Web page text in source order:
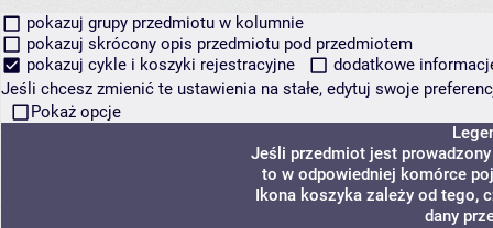
pokazuj grupy przedmiotu w kolumnie
pokazuj skrócony opis przedmiotu pod przedmiotem
pokazuj cykle i koszyki rejestracyjne
dodatkowe
Jeśli chcesz zmienić te ustawienia na stałe, edytuj swoje
Pokaż opcje
Jeśli przedmiot jest
to w odpowiedniej komórce
Ikona koszyka zależy od tego,
dany